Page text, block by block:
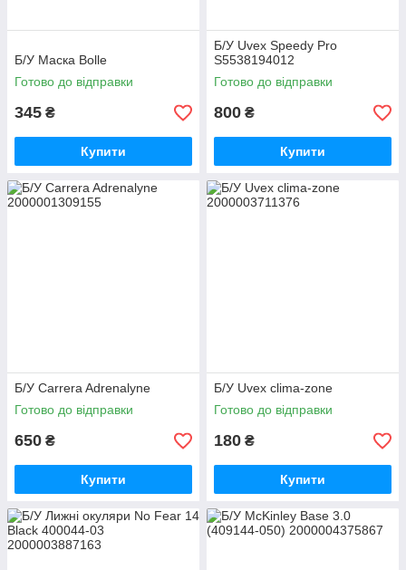
Б/У Маска Bolle
Готово до відправки
345 ₴
Купити
Б/У Uvex Speedy Pro
S5538194012
Готово до відправки
800 ₴
Купити
Б/У Carrera Adrenalyne
Готово до відправки
650 ₴
Купити
Б/У Uvex clima-zone
Готово до відправки
180 ₴
Купити